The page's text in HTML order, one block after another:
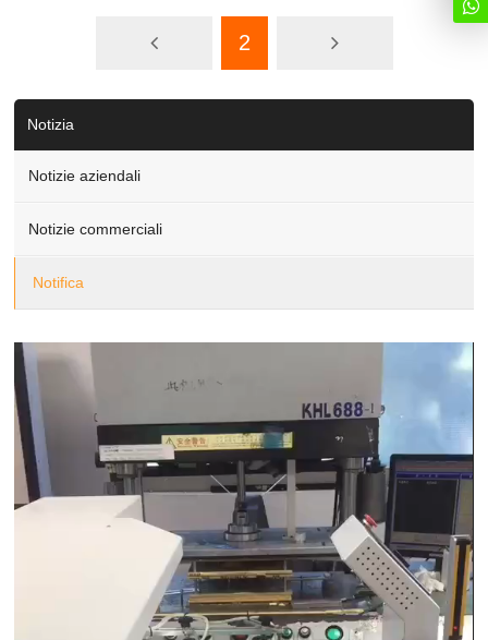
2
Notizia
Notizie aziendali
Notizie commerciali
Notifica
Video
Player